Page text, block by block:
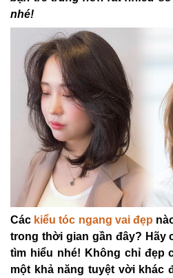
nhé!
Các kiểu tóc ngang vai đẹp
trong thời gian gần đây? Hãy
tìm hiểu nhé! Không chỉ đẹp
một khả năng tuyệt vời khác